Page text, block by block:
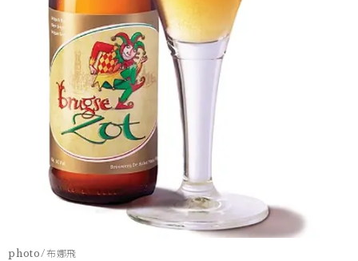
photo/布娜飛